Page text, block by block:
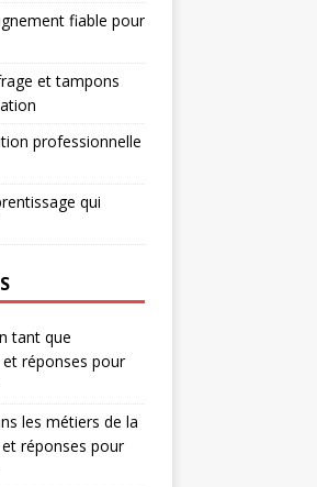
fiable pour
et tampons
professionnelle
qui
tant que
réponses pour
les métiers de la
réponses pour